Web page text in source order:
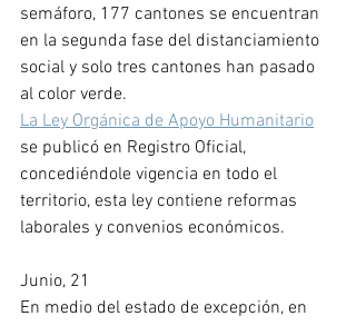
semáforo, 177 cantones se encuentran
en la segunda fase del distanciamiento
social y solo tres cantones han pasado
al color verde.
La Ley Orgánica de Apoyo Humanitario
se publicó en Registro Oficial,
concediéndole vigencia en todo el
territorio, esta ley contiene reformas
laborales y convenios económicos.
Junio, 21
En medio del estado de excepción, en